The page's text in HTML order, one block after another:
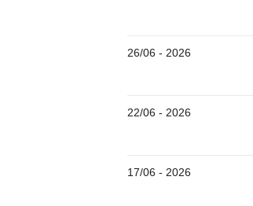
26/06 - 2026
22/06 - 2026
17/06 - 2026